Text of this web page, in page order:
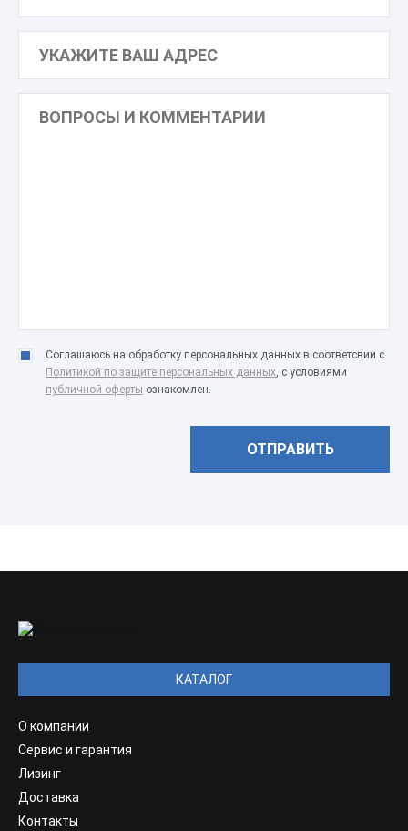
Соглашаюсь на обработку персональных данных в соответсвии с
Политикой по защите персональных данных, с условиями
публичной оферты ознакомлен.
О компании
Сервис и гарантия
Лизинг
Доставка
Контакты
КАТАЛОГ